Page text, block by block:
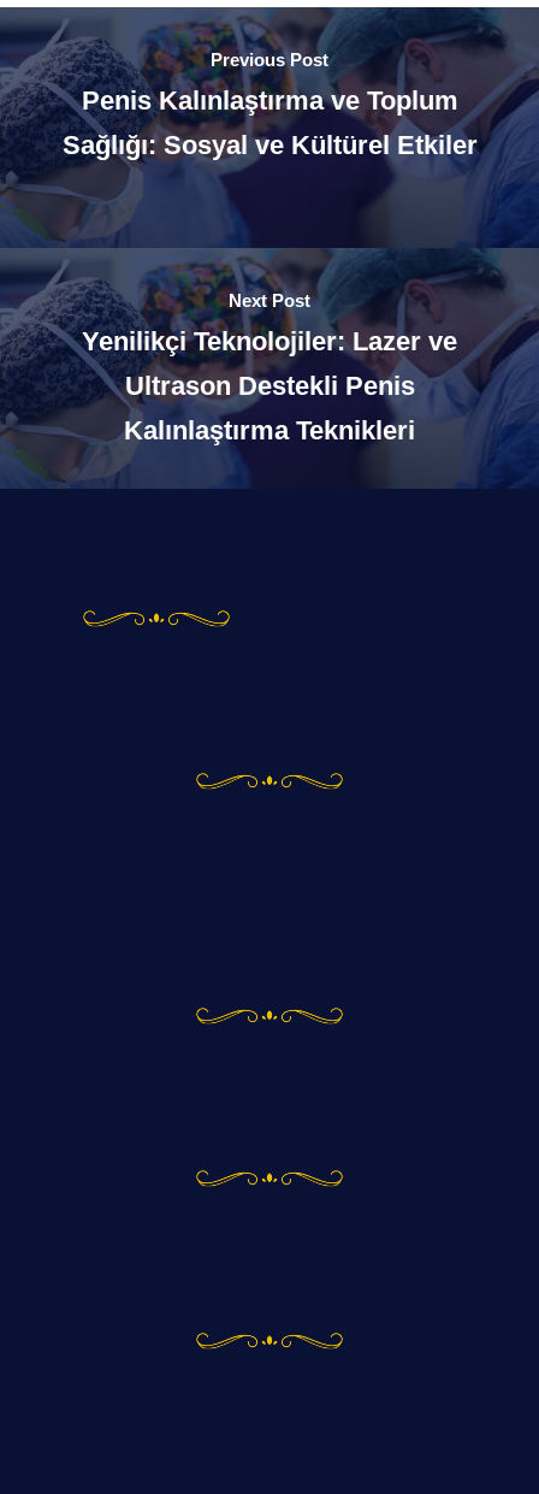
Previous Post
Penis Kalınlaştırma ve Toplum
Sağlığı: Sosyal ve Kültürel Etkiler
Next Post
Yenilikçi Teknolojiler: Lazer ve
Ultrason Destekli Penis
Kalınlaştırma Teknikleri